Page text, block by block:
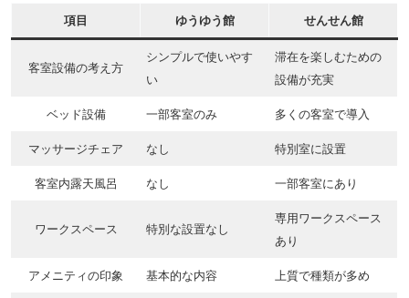
項目 ゆうゆう館 せんせん館
客室設備の考え方
シンプルで使いやす
い
滞在を楽しむための
設備が充実
ベッド設備 一部客室のみ 多くの客室で導入
マッサージチェア なし 特別室に設置
客室内露天風呂 なし 一部客室にあり
ワークスペース 特別な設置なし
専用ワークスペース
あり
アメニティの印象 基本的な内容 上質で種類が多め